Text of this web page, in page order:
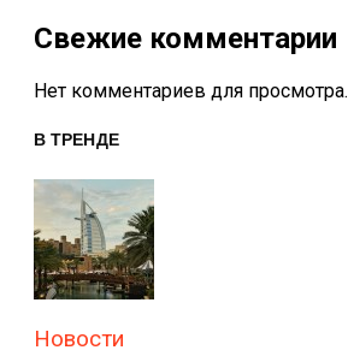
Свежие комментарии
Нет комментариев для просмотра.
В ТРЕНДЕ
Новости